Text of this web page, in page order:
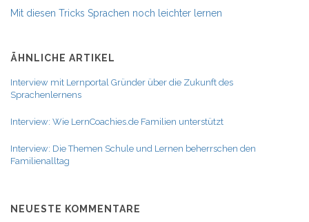
Mit diesen Tricks Sprachen noch leichter lernen
ÄHNLICHE ARTIKEL
Interview mit Lernportal Gründer über die Zukunft des
Sprachenlernens
Interview: Wie LernCoachies.de Familien unterstützt
Interview: Die Themen Schule und Lernen beherrschen den
Familienalltag
NEUESTE KOMMENTARE